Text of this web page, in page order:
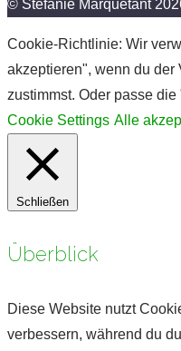
© Stefanie Marquetant
Cookie-Richtlinie: Wir
akzeptieren", wenn du
zustimmst. Oder passe
Cookie Settings Alle
Schließen
Überblick
Diese Website nutzt
verbessern, während du